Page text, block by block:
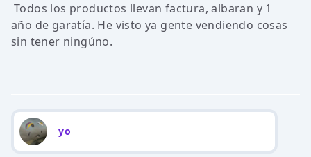
Todos los productos llevan factura, albaran y 1
año de garatía. He visto ya gente vendiendo cosas
sin tener ningúno.
yo